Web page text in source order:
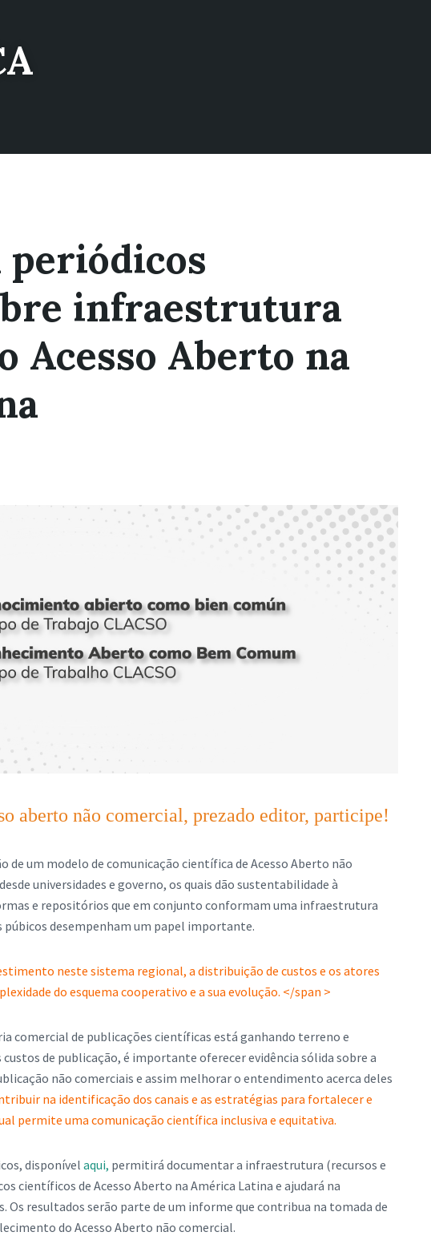
periódicos
infraestrutura
Acesso Aberto na
aberto não comercial, prezado editor, participe!
de um modelo de comunicação científica de Acesso Aberto não
universidades e governo, os quais dão sustentabilidade à
e repositórios que em conjunto conformam uma infraestrutura
desempenham um papel importante.
neste sistema regional, a distribuição de custos e os atores
do esquema cooperativo e a sua evolução. </span >
comercial de publicações científicas está ganhando terreno e
de publicação, é importante oferecer evidência sólida sobre a
não comerciais e assim melhorar o entendimento acerca deles
na identificação dos canais e as estratégias para fortalecer e
permite uma comunicação científica inclusiva e equitativa.
disponível aqui, permitirá documentar a infraestrutura (recursos e
científicos de Acesso Aberto na América Latina e ajudará na
Os resultados serão parte de um informe que contribua na tomada de
do Acesso Aberto não comercial.